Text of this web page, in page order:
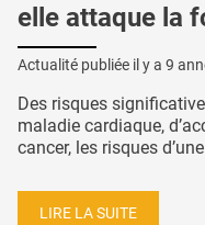
elle attaque la
Actualité publiée il y a 9
Des risques
maladie cardiaque,
cancer, les risques
LIRE LA SUITE